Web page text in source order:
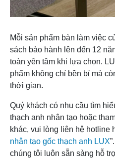
Mỗi sản phẩm bàn làm việc
sách bảo hành lên đến 12
toàn yên tâm khi lựa chọn.
phẩm không chỉ bền bỉ mà
thời gian.
Quý khách có nhu cầu tìm
thạch anh nhân tạo hoặc
khác, vui lòng liên hệ hotline
nhân tạo gốc thạch anh LUX
chúng tôi luôn sẵn sàng hỗ